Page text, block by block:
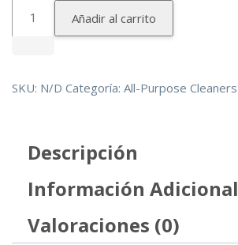
clásica
Añadir al carrito
SKU: N/D Categoría: All-Purpose Cleaners
Descripción
Información Adicional
Valoraciones (0)